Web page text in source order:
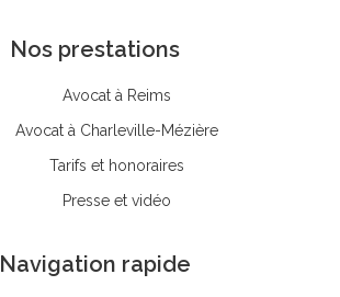
Nos prestations
Avocat à Reims
Avocat à Charleville-Mézière
Tarifs et honoraires
Presse et vidéo
Navigation rapide